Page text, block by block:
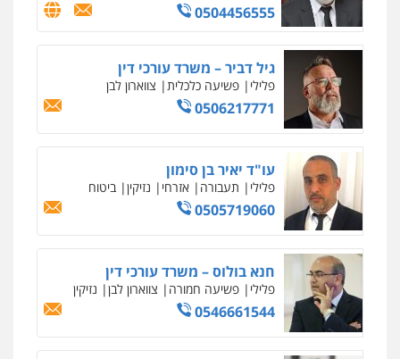
0504456555
גיל דביר – משרד עורכי דין
פלילי פשיעה כלכלית צווארון לבן
0506217771
עו"ד יאיר בן סימון
פלילי תעבורה אזרחי נזיקין ביטוח
0505719060
חנא בולוס – משרד עורכי דין
פלילי פשיעה חמורה צווארון לבן נזיקין
0546661544
רונן הלל – מוניטין
0522508109
0544500346